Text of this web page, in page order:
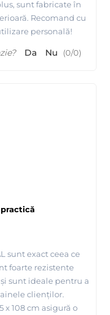
sunt fabricate în
Recomand cu
personală!
Da Nu (0/0)
sunt exact ceea ce
foarte rezistente
sunt ideale pentru a
clienților.
x 108 cm asigură o